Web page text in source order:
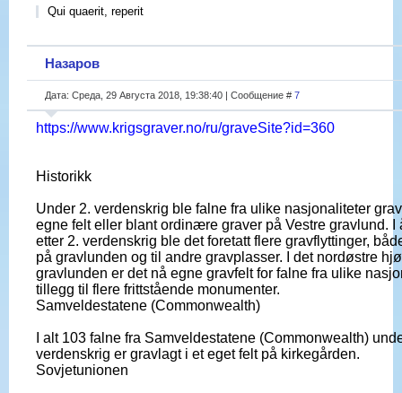
Qui quaerit, reperit
Назаров
Дата: Среда, 29 Августа 2018, 19:38:40 | Сообщение # 7
https://www.krigsgraver.no/ru/graveSite?id=360
Historikk
Under 2. verdenskrig ble falne fra ulike nasjonaliteter
egne felt eller blant ordinære graver på Vestre gravlund. I
etter 2. verdenskrig ble det foretatt flere gravflyttinger,
på gravlunden og til andre gravplasser. I det nordøstre
gravlunden er det nå egne gravfelt for falne fra ulike
tillegg til flere frittstående monumenter.
Samveldestatene (Commonwealth)
I alt 103 falne fra Samveldestatene (Commonwealth)
verdenskrig er gravlagt i et eget felt på kirkegården.
Sovjetunionen